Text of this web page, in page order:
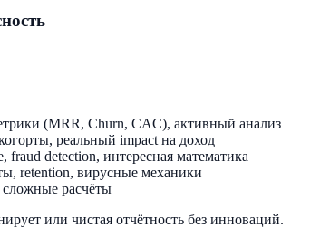
(MRR, Churn, CAC), активный анализ
реальный impact на доход
detection, интересная математика
retention, вирусные механики
расчёты
или чистая отчётность без инноваций.